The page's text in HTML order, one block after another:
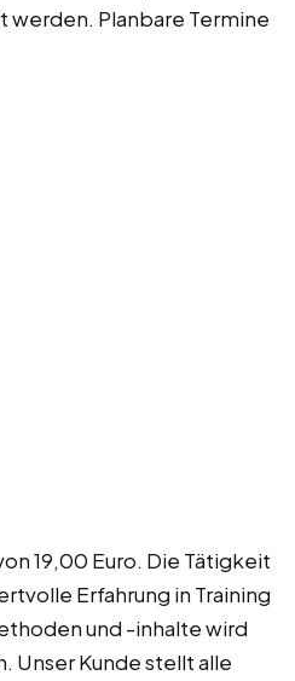
Planbare Termine
19,00 Euro. Die Tätigkeit
Erfahrung in Training
und -inhalte wird
Unser Kunde stellt alle